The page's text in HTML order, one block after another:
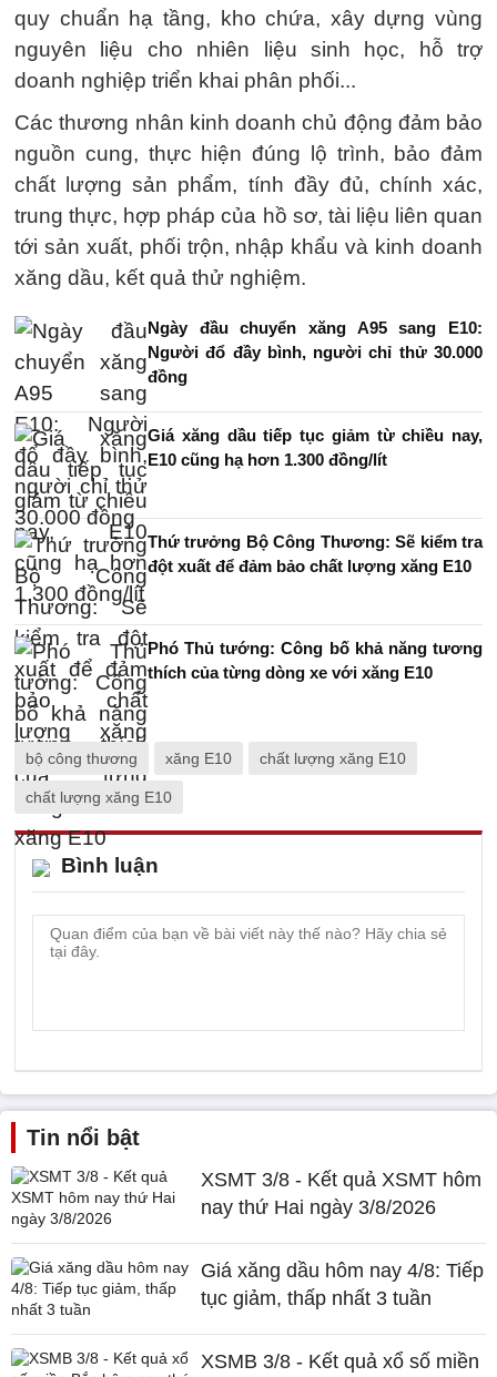
quy chuẩn hạ tầng, kho chứa, xây dựng vùng
nguyên liệu cho nhiên liệu sinh học, hỗ trợ
doanh nghiệp triển khai phân phối...
Các thương nhân kinh doanh chủ động đảm bảo
nguồn cung, thực hiện đúng lộ trình, bảo đảm
chất lượng sản phẩm, tính đầy đủ, chính xác,
trung thực, hợp pháp của hồ sơ, tài liệu liên quan
tới sản xuất, phối trộn, nhập khẩu và kinh doanh
xăng dầu, kết quả thử nghiệm.
Ngày đầu chuyển xăng A95 sang E10:
Người đổ đầy bình, người chỉ thử 30.000
đồng
Giá xăng dầu tiếp tục giảm từ chiều nay,
E10 cũng hạ hơn 1.300 đồng/lít
Thứ trưởng Bộ Công Thương: Sẽ kiểm tra
đột xuất để đảm bảo chất lượng xăng E10
Phó Thủ tướng: Công bố khả năng tương
thích của từng dòng xe với xăng E10
bộ công thương xăng E10 chất lượng xăng E10
chất lượng xăng E10
Bình luận
Tin nổi bật
XSMT 3/8 - Kết quả XSMT hôm
nay thứ Hai ngày 3/8/2026
Giá xăng dầu hôm nay 4/8: Tiếp
tục giảm, thấp nhất 3 tuần
XSMB 3/8 - Kết quả xổ số miền